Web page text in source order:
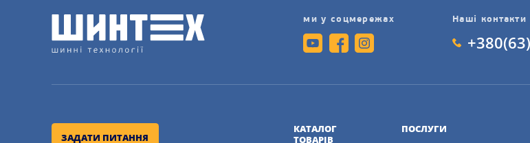
ми у соцмережах Наші контакти
ЗАДАТИ ПИТАННЯ
КАТАЛОГ
ТОВАРІВ
ПОСЛУГИ